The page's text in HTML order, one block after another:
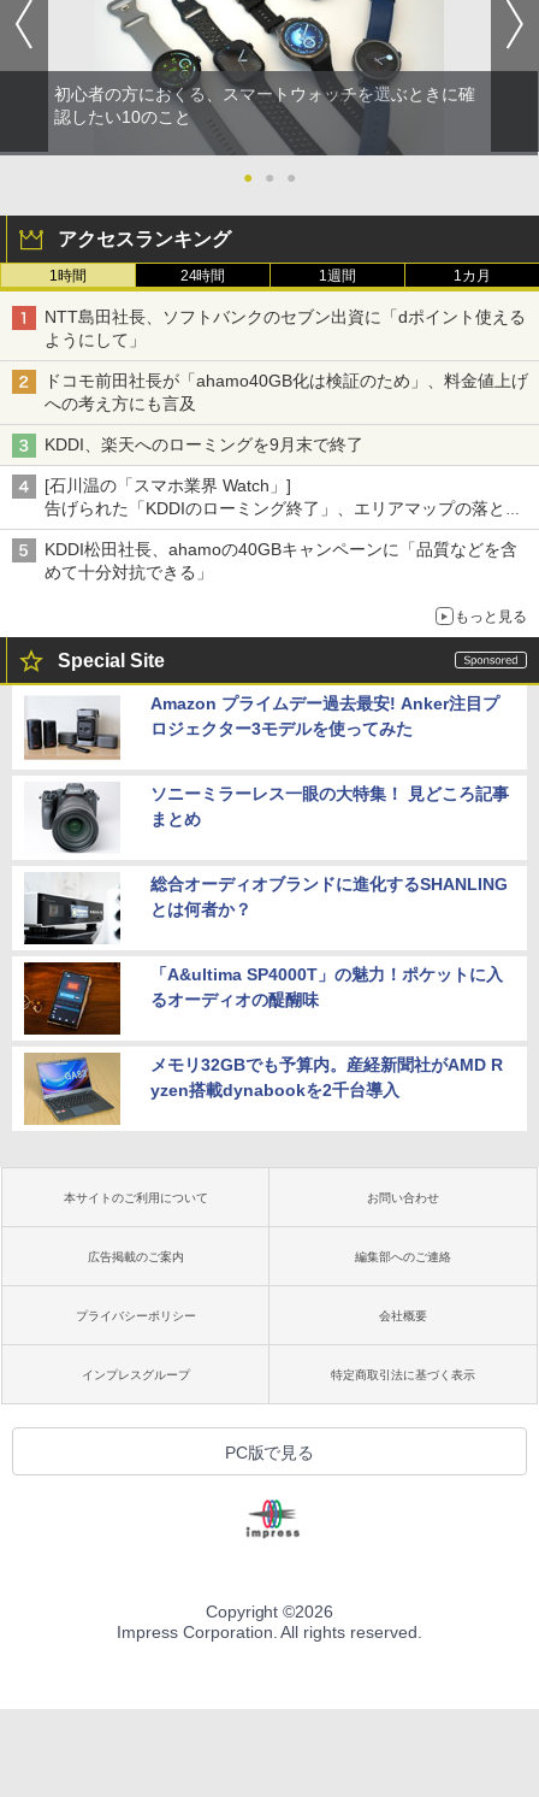
初心者の方におくる、スマートウォッチを選ぶときに確
認したい10のこと
● ● ●
アクセスランキング
1時間 24時間 1週間 1カ月
NTT島田社長、ソフトバンクのセブン出資に「dポイント使える
ようにして」
ドコモ前田社長が「ahamo40GB化は検証のため」、料金値上げ
への考え方にも言及
KDDI、楽天へのローミングを9月末で終了
[石川温の「スマホ業界 Watch」]
告げられた「KDDIのローミング終了」、エリアマップの落とし
穴と楽天モバイルの課題
KDDI松田社長、ahamoの40GBキャンペーンに「品質などを含
めて十分対抗できる」
もっと見る
Special Site
Amazon プライムデー過去最安! Anker注目プ
ロジェクター3モデルを使ってみた
ソニーミラーレス一眼の大特集！ 見どころ記事
まとめ
総合オーディオブランドに進化するSHANLING
とは何者か？
「A&ultima SP4000T」の魅力！ポケットに入
るオーディオの醍醐味
メモリ32GBでも予算内。産経新聞社がAMD R
yzen搭載dynabookを2千台導入
本サイトのご利用について お問い合わせ
広告掲載のご案内 編集部へのご連絡
プライバシーポリシー 会社概要
インプレスグループ 特定商取引法に基づく表示
PC版で見る
Copyright ©2026
Impress Corporation. All rights reserved.